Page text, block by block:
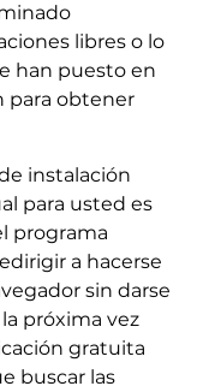
libres o lo
han puesto en
para obtener
instalación
para usted es
programa
a hacerse
sin darse
próxima vez
gratuita
buscar las